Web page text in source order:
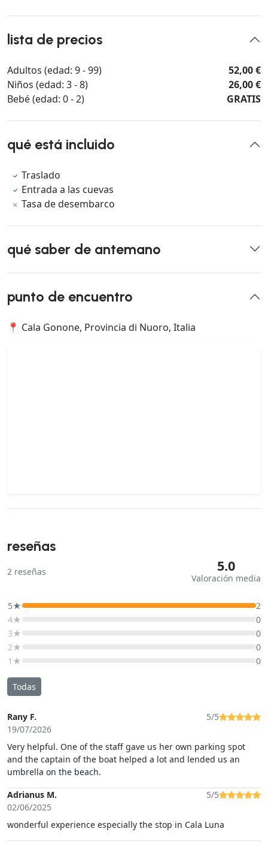
lista de precios
Adultos (edad: 9 - 99)
52,00 €
Niños (edad: 3 - 8)
26,00 €
Bebé (edad: 0 - 2)
GRATIS
qué está incluido
Traslado
Entrada a las cuevas
Tasa de desembarco
qué saber de antemano
punto de encuentro
📍 Cala Gonone, Provincia di Nuoro, Italia
reseñas
2 reseñas 5.0
Valoración media
5★
2
4★
0
3★
0
2★
0
1★
0
Todas
Rany F.
19/07/2026
5/5
Very helpful. One of the staff gave us her own parking spot
and the captain of the boat helped a lot and lended us an
umbrella on the beach.
Adrianus M.
02/06/2025
5/5
wonderful experience especially the stop in Cala Luna